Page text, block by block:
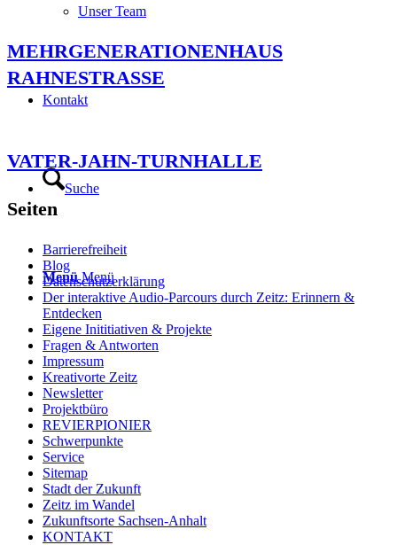
Unser Team
Kontakt
Suche
Menü Menü
MEHRGENERATIONENHAUS
RAHNESTRASSE
VATER-JAHN-TURNHALLE
Seiten
Barrierefreiheit
Blog
Datenschutzerklärung
Der interaktive Audio-Parcours durch Zeitz: Erinnern &
Entdecken
Eigene Inititiativen & Projekte
Fragen & Antworten
Impressum
Kreativorte Zeitz
Newsletter
Projektbüro
REVIERPIONIER
Schwerpunkte
Service
Sitemap
Stadt der Zukunft
Zeitz im Wandel
Zukunftsorte Sachsen-Anhalt
KONTAKT